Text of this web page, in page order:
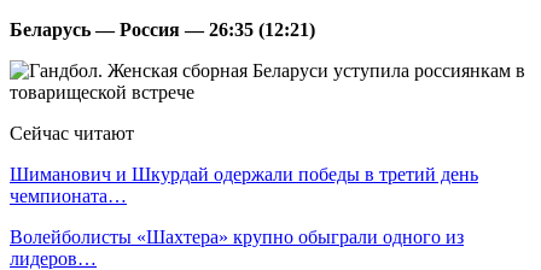
Беларусь — Россия — 26:35 (12:21)
Сейчас читают
Шиманович и Шкурдай одержали победы в третий день
чемпионата…
Волейболисты «Шахтера» крупно обыграли одного из
лидеров…